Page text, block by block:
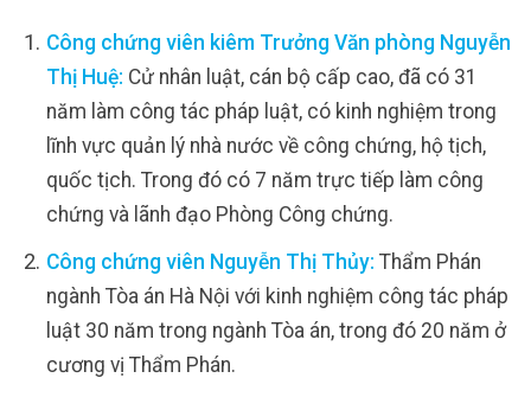
Công chứng viên kiêm Trưởng Văn phòng Nguyễn
Thị Huệ: Cử nhân luật, cán bộ cấp cao, đã có 31
năm làm công tác pháp luật, có kinh nghiệm trong
lĩnh vực quản lý nhà nước về công chứng, hộ tịch,
quốc tịch. Trong đó có 7 năm trực tiếp làm công
chứng và lãnh đạo Phòng Công chứng.
Công chứng viên Nguyễn Thị Thủy: Thẩm Phán
ngành Tòa án Hà Nội với kinh nghiệm công tác pháp
luật 30 năm trong ngành Tòa án, trong đó 20 năm ở
cương vị Thẩm Phán.